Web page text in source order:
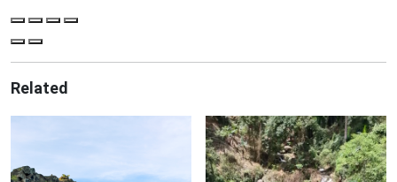
Related